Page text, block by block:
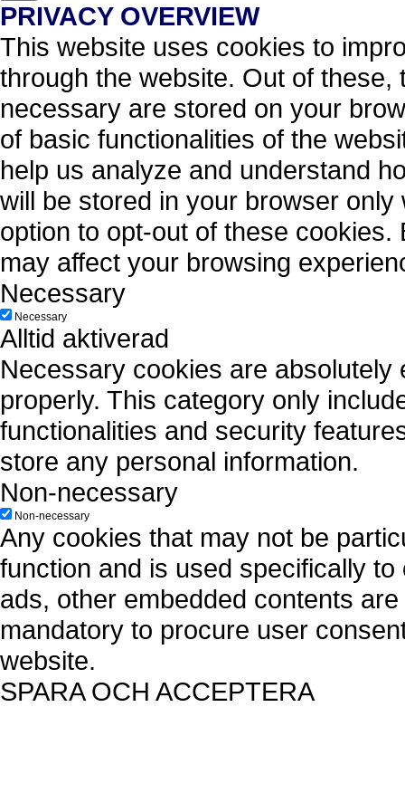
PRIVACY OVERVIEW
This website uses cookies to
through the website. Out of
necessary are stored on your
of basic functionalities of the
help us analyze and understand
will be stored in your browser
option to opt-out of these
may affect your browsing
Necessary
Necessary
Alltid aktiverad
Necessary cookies are
properly. This category only
functionalities and security
store any personal information.
Non-necessary
Non-necessary
Any cookies that may not be
function and is used specifically
ads, other embedded contents
mandatory to procure user
website.
SPARA OCH ACCEPTERA